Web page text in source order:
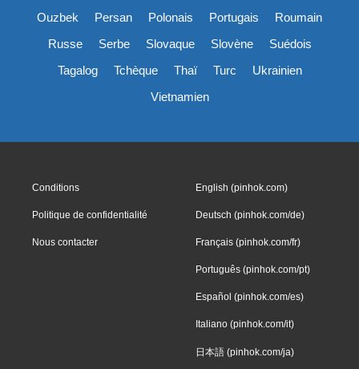
Ouzbek
Persan Polonais Portugais
Roumain
Russe
Serbe Slovaque Slovène
Suédois
Tagalog
Tchèque Thaï Turc
Ukrainien
Vietnamien
Conditions
Politique de confidentialité
Nous contacter
English (pinhok.com)
Deutsch (pinhok.com/de)
Français (pinhok.com/fr)
Português (pinhok.com/pt)
Español (pinhok.com/es)
Italiano (pinhok.com/it)
日本語 (pinhok.com/ja)